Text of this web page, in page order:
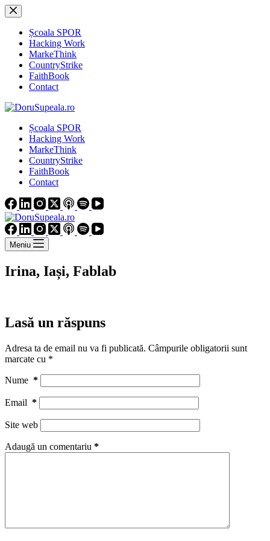
Sari
la
conținutȘcoala SPOR
Hacking Work
MarkeThink
CountryStrike
FaithBook
Contact
Școala SPOR
Hacking Work
MarkeThink
CountryStrike
FaithBook
Contact
Meniu
Irina, Iași, Fablab
Lasă un răspuns
Adresa ta de email nu va fi publicată. Câmpurile obligatorii sunt
marcate cu *
Nume *
Email *
Site web
Adaugă un comentariu *